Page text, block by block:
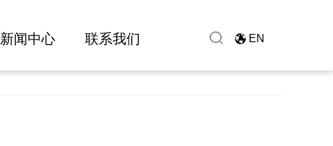
新闻中心 联系我们 EN